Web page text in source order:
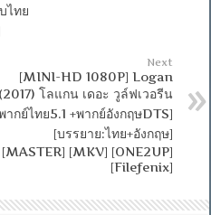
ไทย
Next
[MINI-HD 1080P] Logan
(2017) โลแกน เดอะ วูล์ฟเวอรีน
ากย์ไทย5.1 +พากย์อังกฤษDTS]
[บรรยาย:ไทย+อังกฤษ]
[MASTER] [MKV] [ONE2UP]
[Filefenix]